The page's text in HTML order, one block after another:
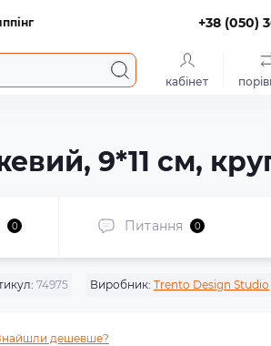
+38 (050)
кабінет
9*11 см,
0 Питання 0
74975 Виробник: Trento Design Studio
дешевше?